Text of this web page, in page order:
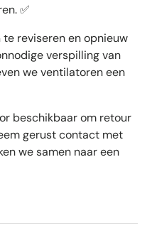
✅
reviseren en opnieuw
verspilling van
we ventilatoren een
beschikbaar om retour
gerust contact met
we samen naar een